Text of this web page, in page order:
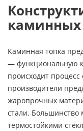
каминных
Каминная топка
— функциональную
происходит
производители
жаропрочных
стали.
термостойкими